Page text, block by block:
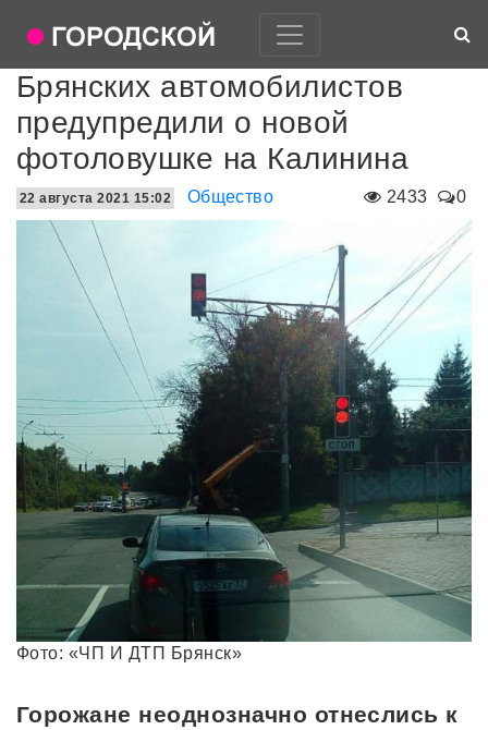
Брянских автомобилистов
предупредили о новой
фотоловушке на Калинина
2433 0
22 августа 2021 15:02 Общество
Фото: «ЧП И ДТП Брянск»
Горожане неоднозначно отнеслись к